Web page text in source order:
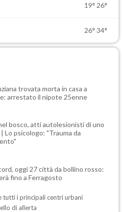
19° 26°
26° 34°
trovata morta in casa a
arrestato il nipote 25enne
bosco, atti autolesionisti di uno
Lo psicologo: "Trauma da
oggi 27 città da bollino rosso:
fino a Ferragosto
tutti i principali centri urbani
di allerta